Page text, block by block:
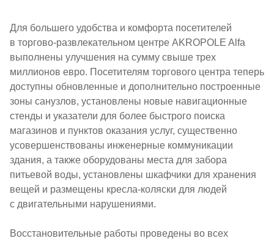
Для большего удобства и комфорта посетителей
в торгово-развлекательном центре AKROPOLE Alfa
выполнены улучшения на сумму свыше трех
миллионов евро. Посетителям торгового центра теперь
доступны обновленные и дополнительно построенные
зоны санузлов, установлены новые навигационные
стенды и указатели для более быстрого поиска
магазинов и пунктов оказания услуг, существенно
усовершенствованы инженерные коммуникации
здания, а также оборудованы места для забора
питьевой воды, установлены шкафчики для хранения
вещей и размещены кресла-коляски для людей
с двигательными нарушениями.
Восстановительные работы проведены во всех